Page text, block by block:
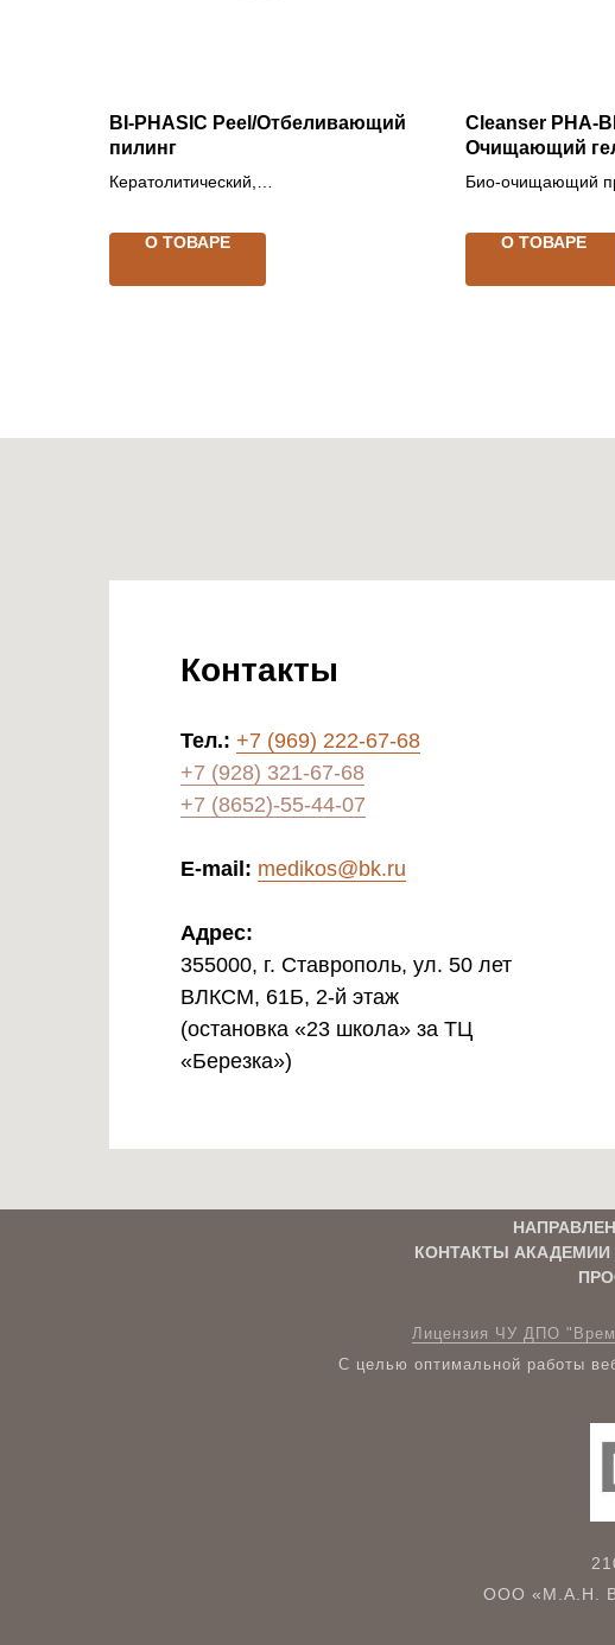
BI-PHASIC Peel/Отбеливающий
пилинг
Кератолитический,
пилинг
О ТОВАРЕ
Cleanser PHA-
Очищающий
Био-очищающий
О ТОВАРЕ
Контакты
Тел.: +7 (969) 222-67-68
+7 (928) 321-67-68
+7 (8652)-55-44-07
E-mail: medikos@bk.ru
Адрес:
355000, г. Ставрополь, ул. 50 лет
ВЛКСМ, 61Б, 2-й этаж
(остановка «23 школа» за ТЦ
«Березка»)
КОНТАКТЫ АКАДЕМИИ
Лицензия ЧУ ДПО
С целью оптимальной работы
ООО «M.A.H.